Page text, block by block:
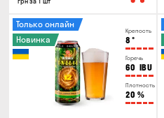
Крепость
8 °
Горечь
60 IBU
Плотность
20 %
Только онлайн
Новинка